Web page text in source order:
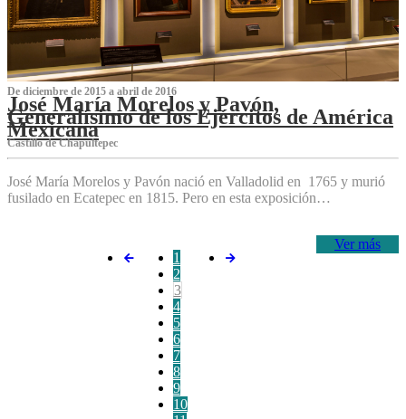
De diciembre de 2015 a abril de 2016
José María Morelos y Pavón,
Generalísimo de los Ejércitos de América
Mexicana
C‌astillo de Chapultepec
José María Morelos y Pavón nació en Valladolid en 1765 y murió
fusilado en Ecatepec en 1815. Pero en esta exposición…
Ver más
1
2
3
4
5
6
7
8
9
10